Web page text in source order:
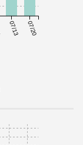
07/13 07/20